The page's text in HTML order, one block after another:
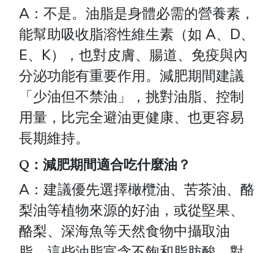
A：不是。油脂是身體必需的營養素，
能幫助吸收脂溶性維生素（如 A、D、
E、K），也對皮膚、腸道、免疫與內
分泌功能有重要作用。減肥期間建議
「少油但不禁油」，挑對油脂、控制
用量，比完全避油更健康、也更容易
長期維持。
Q：減肥期間適合吃什麼油？
A：建議優先選擇橄欖油、苦茶油、酪
梨油等植物來源的好油，或從堅果、
酪梨、深海魚等天然食物中攝取油